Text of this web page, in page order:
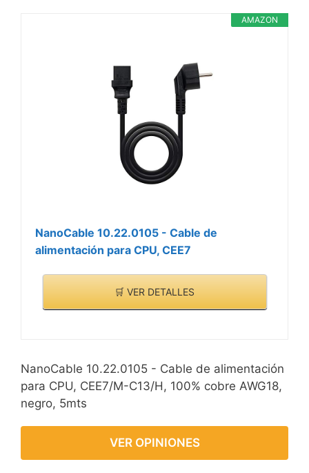
AMAZON
NanoCable 10.22.0105 - Cable de
alimentación para CPU, CEE7
🛒 VER DETALLES
NanoCable 10.22.0105 - Cable de alimentación
para CPU, CEE7/M-C13/H, 100% cobre AWG18,
negro, 5mts
VER OPINIONES